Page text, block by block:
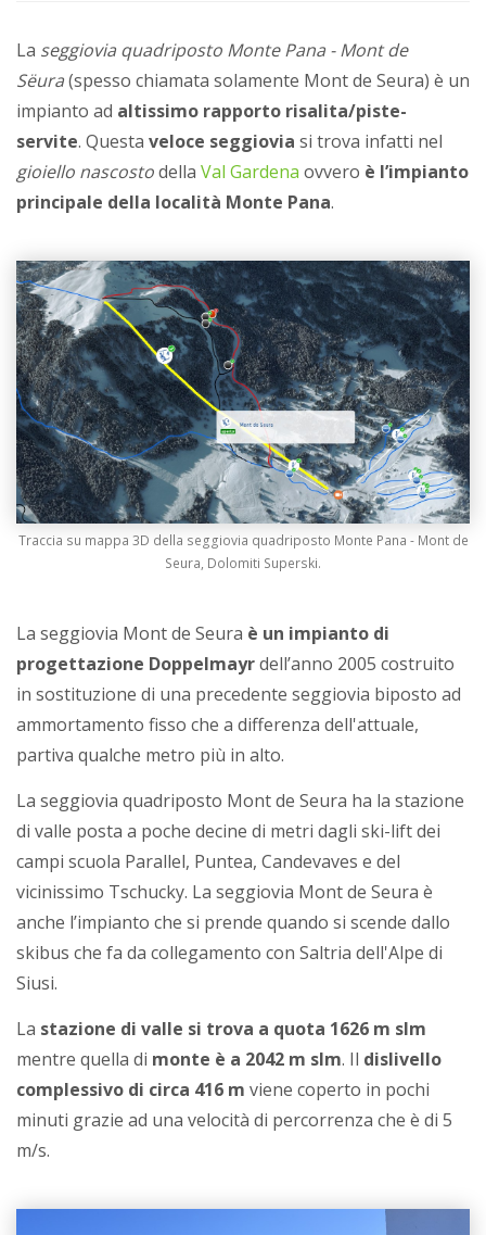
La seggiovia quadriposto Monte Pana - Mont de
Sëura(spesso chiamata solamente Mont de Seura) è un
impianto ad altissimo rapporto risalita/piste-
servite. Questa veloce seggiovia si trova infatti nel
gioiello nascostodella Val Gardena ovvero è l’impianto
principale della località Monte Pana.
Traccia su mappa 3D della seggiovia quadriposto Monte Pana - Mont de
Seura, Dolomiti Superski.
La seggiovia Mont de Seura è un impianto di
progettazione Doppelmayrdell’anno 2005 costruito
in sostituzione di una precedente seggiovia biposto ad
ammortamento fisso che a differenza dell'attuale,
partiva qualche metro più in alto.
La seggiovia quadriposto Mont de Seura ha la stazione
di valle posta a poche decine di metri dagli ski-lift dei
campi scuola Parallel, Puntea, Candevaves e del
vicinissimo Tschucky. La seggiovia Mont de Seura è
anche l’impianto che si prende quando si scende dallo
skibus che fa da collegamento con Saltria dell'Alpe di
Siusi.
La stazione di valle si trova a quota 1626 m slm
mentre quella di monte è a 2042 m slm. Il dislivello
complessivo di circa 416 m viene coperto in pochi
minuti grazie ad una velocità di percorrenza che è di 5
m/s.